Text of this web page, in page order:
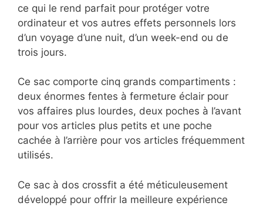
ce qui le rend parfait pour protéger votre
ordinateur et vos autres effets personnels lors
d’un voyage d’une nuit, d’un week-end ou de
trois jours.
Ce sac comporte cinq grands compartiments :
deux énormes fentes à fermeture éclair pour
vos affaires plus lourdes, deux poches à l’avant
pour vos articles plus petits et une poche
cachée à l’arrière pour vos articles fréquemment
utilisés.
Ce sac à dos crossfit a été méticuleusement
développé pour offrir la meilleure expérience